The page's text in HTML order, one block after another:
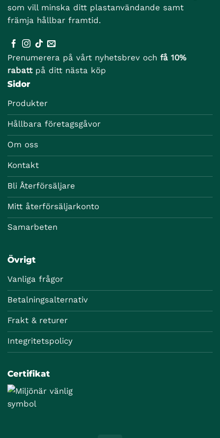
som vill minska ditt plastanvändande samt
främja hållbar framtid.
Prenumerera på vårt nyhetsbrev och få 10%
rabattpå ditt nästa köp
Sidor
Produkter
Hållbara företagsgåvor
Om oss
Kontakt
Bli Återförsäljare
Mitt återförsäljarkonto
Samarbeten
Övrigt
Vanliga frågor
Betalningsalternativ
Frakt & returer
Integritetspolicy
Certifikat